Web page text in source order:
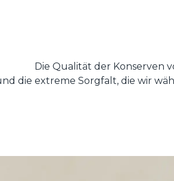
Die Qualität der Konserven
die extreme Sorgfalt, die wir